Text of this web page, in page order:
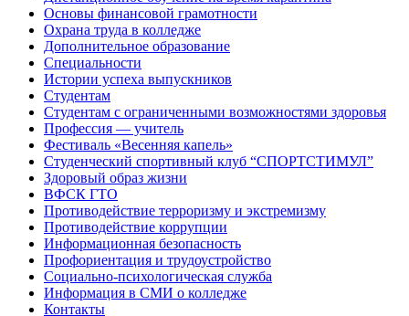
Основы финансовой грамотности
Охрана труда в колледже
Дополнительное образование
Специальности
Истории успеха выпускников
Студентам
Студентам с ограниченными возможностями здоровья
Профессия — учитель
Фестиваль «Весенняя капель»
Студенческий спортивный клуб “СПОРТСТИМУЛ”
Здоровый образ жизни
ВФСК ГТО
Противодействие терроризму и экстремизму
Противодействие коррупции
Информационная безопасность
Профориентация и трудоустройство
Социально-психологическая служба
Информация в СМИ о колледже
Контакты